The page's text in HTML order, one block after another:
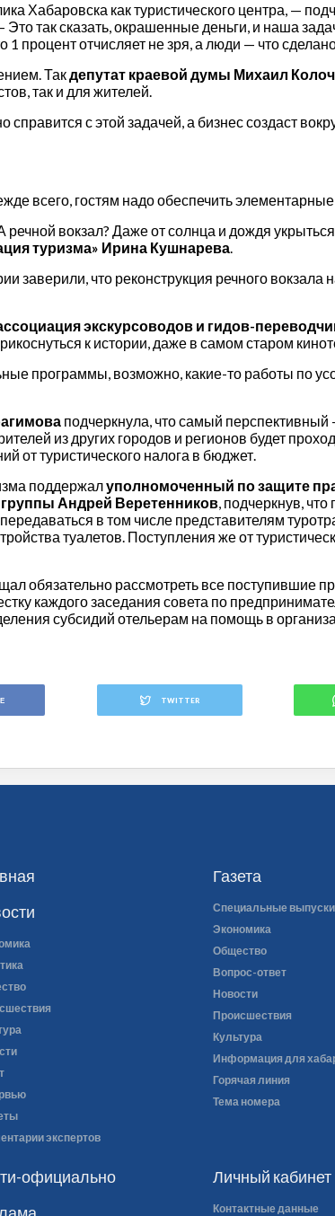
Хабаровска как туристического центра, —
так сказать, окрашенные деньги, и наша
процент отчисляет не зря, а люди — что
Такдепутат краевой думы Михаил
так и для жителей.
с этой задачей, а бизнес создаст
всего, гостям надо обеспечить
вокзал? Даже от солнца и дождя
туризма» Ирина Кушнарева.
заверили, что реконструкция речного вокзала
экскурсоводов и гидов-
к истории, даже в самом старом
программы, возможно, какие-то работы по
подчеркнула, что самый
из других городов и регионов будет
от туристического налога в бюджет.
поддержалуполномоченный по защите
группы Андрей Веретенников, подчеркнув,
в том числе представителям
туалетов. Поступления же от
обязательно рассмотреть все поступившие
каждого заседания совета по
субсидий отельерам на помощь в
TWITTER
Личный кабинет
Контактные данные
экспертов
Газета
Специальные выпуски
Экономика
Общество
Вопрос-ответ
Новости
Происшествия
Культура
Информация для
Горячая линия
Тема номера
официально